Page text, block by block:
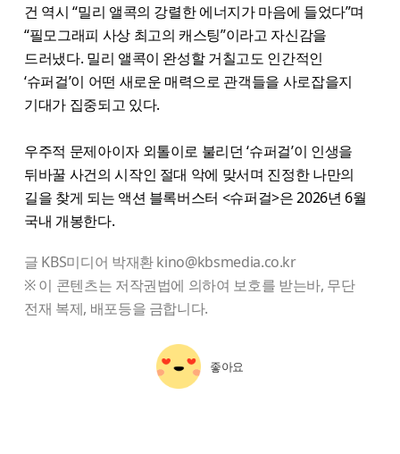
건 역시 “밀리 앨콕의 강렬한 에너지가 마음에 들었다”며
“필모그래피 사상 최고의 캐스팅”이라고 자신감을
드러냈다. 밀리 앨콕이 완성할 거칠고도 인간적인
‘슈퍼걸’이 어떤 새로운 매력으로 관객들을 사로잡을지
기대가 집중되고 있다.
우주적 문제아이자 외톨이로 불리던 ‘슈퍼걸’이 인생을
뒤바꿀 사건의 시작인 절대 악에 맞서며 진정한 나만의
길을 찾게 되는 액션 블록버스터 <슈퍼걸>은 2026년 6월
국내 개봉한다.
글 KBS미디어 박재환 kino@kbsmedia.co.kr
※ 이 콘텐츠는 저작권법에 의하여 보호를 받는바, 무단
전재 복제, 배포등을 금합니다.
좋아요